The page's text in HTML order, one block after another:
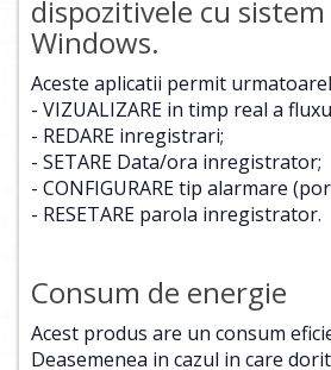
dispozitivele cu
Windows.
Aceste aplicatii permit
- VIZUALIZARE in timp real a
- REDARE inregistrari;
- SETARE Data/ora inregistrator;
- CONFIGURARE tip alarmare
- RESETARE parola inregistrator.
Consum de energie
Acest produs are un consum
Deasemenea in cazul in care